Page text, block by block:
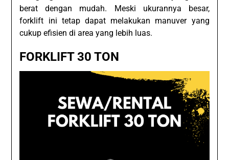
berat dengan mudah. Meski ukurannya besar,
forklift ini tetap dapat melakukan manuver yang
cukup efisien di area yang lebih luas.
FORKLIFT 30 TON